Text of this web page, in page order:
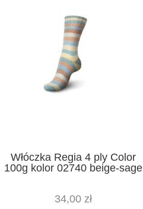
Włóczka Regia 4 ply Color
100g kolor 02740 beige-sage
34,00 zł